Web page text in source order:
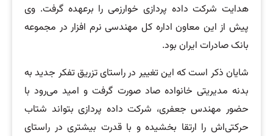
هدایت شرکت داده پردازی خوارزمی را برعهده گرفت. وی
پیش از این معاون اداره کل مهندسی نرم افزار در مجموعه
بانک صادرات ایران بود.
شایان ذکر است که این تغییر در راستای تزریق تفکر جدید به
بدنه مدیریتی خانواده صاد صورت گرفت و امید می‌رود با
حضور مهندس جعفری، شرکت داده پردازی بتواند شتاب
حرکتی‌اش را ارتقا بخشیده و با قدرت بیشتری در راستای